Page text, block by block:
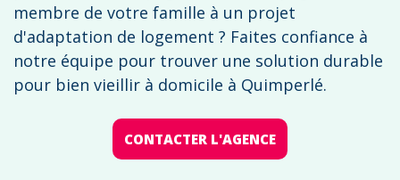
membre de votre famille à un projet
d'adaptation de logement ? Faites confiance à
notre équipe pour trouver une solution durable
pour bien vieillir à domicile à Quimperlé.
CONTACTER L'AGENCE